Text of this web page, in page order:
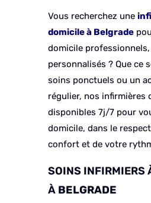
Vous recherchez une
domicile à Belgrade
domicile
personnalisés ? Que ce
soins ponctuels ou un
régulier, nos infirmières
disponibles 7j/7 pour
domicile, dans le
confort et de votre
SOINS INFIRMIERS
À BELGRADE